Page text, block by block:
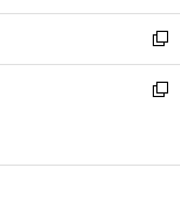
開
く
ウ
で
開
く
ン
ド
ウ
で
ウ
ィ
ン
ド
開
新
し
い
ン
新
ウ